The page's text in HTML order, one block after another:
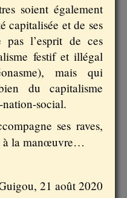
soient également
capitalisée et de ses
pas l’esprit de ces
festif et illégal
mais qui
du capitalisme
nation-social.
ses raves,
à la manœuvre…
21 août 2020